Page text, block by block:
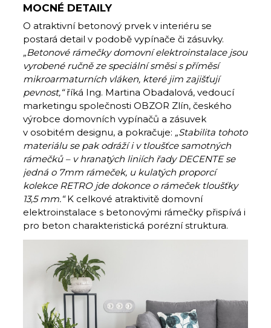
MOCNÉ DETAILY
O atraktivní betonový prvek v interiéru se
postará detail v podobě vypínače či zásuvky.
„Betonové rámečky domovní elektroinstalace jsou
vyrobené ručně ze speciální směsi s příměsí
mikroarmaturních vláken, které jim zajišťují
pevnost,“říká Ing. Martina Obadalová, vedoucí
marketingu společnosti OBZOR Zlín, českého
výrobce domovních vypínačů a zásuvek
v osobitém designu, a pokračuje: „Stabilita tohoto
materiálu se pak odráží i v tloušťce samotných
rámečků – v hranatých liniích řady DECENTE se
jedná o 7mm rámeček, u kulatých proporcí
kolekce RETRO jde dokonce o rámeček tloušťky
13,5 mm.“K celkové atraktivitě domovní
elektroinstalace s betonovými rámečky přispívá i
pro beton charakteristická porézní struktura.